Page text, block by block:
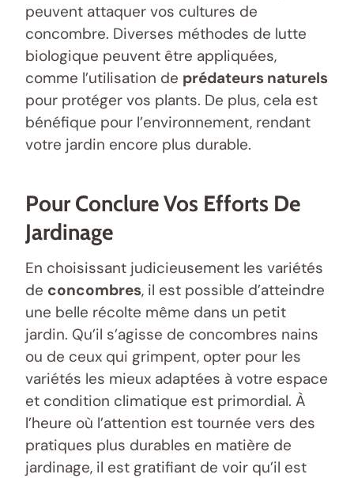
peuvent attaquer vos cultures de
concombre. Diverses méthodes de lutte
biologique peuvent être appliquées,
comme l’utilisation de prédateurs naturels
pour protéger vos plants. De plus, cela est
bénéfique pour l’environnement, rendant
votre jardin encore plus durable.
Pour Conclure Vos Efforts De
Jardinage
En choisissant judicieusement les variétés
de concombres, il est possible d’atteindre
une belle récolte même dans un petit
jardin. Qu’il s’agisse de concombres nains
ou de ceux qui grimpent, opter pour les
variétés les mieux adaptées à votre espace
et condition climatique est primordial. À
l’heure où l’attention est tournée vers des
pratiques plus durables en matière de
jardinage, il est gratifiant de voir qu’il est